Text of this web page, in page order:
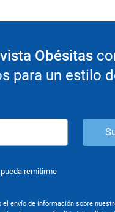
Obésitas
para un estilo
remitirme
envío de información sobre